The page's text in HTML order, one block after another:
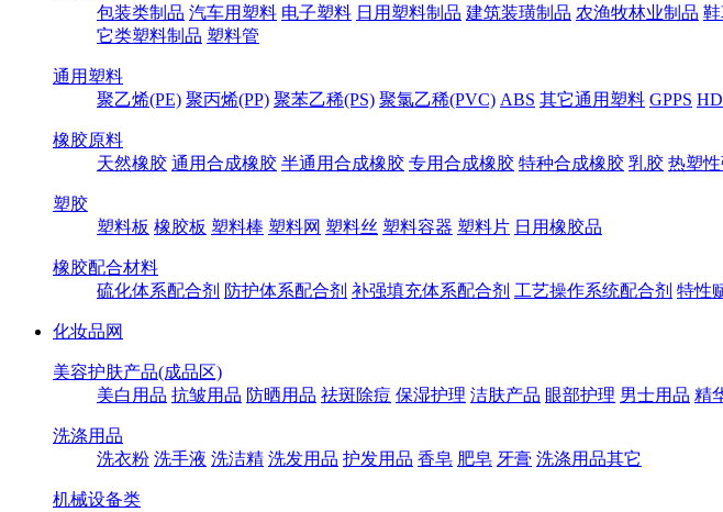
包装类制品 汽车用塑料 电子塑料 日用塑料制品 建筑装璜制品 农渔牧林业制品
它类塑料制品 塑料管
通用塑料
聚乙烯(PE) 聚丙烯(PP) 聚苯乙稀(PS) 聚氯乙稀(PVC) ABS 其它通用塑料 GPPS
橡胶原料
天然橡胶 通用合成橡胶 半通用合成橡胶 专用合成橡胶 特种合成橡胶 乳胶 热塑
塑胶
塑料板 橡胶板 塑料棒 塑料网 塑料丝 塑料容器 塑料片 日用橡胶品
橡胶配合材料
硫化体系配合剂 防护体系配合剂 补强填充体系配合剂 工艺操作系统配合剂 特性
化妆品网
美容护肤产品(成品区)
美白用品 抗皱用品 防晒用品 祛斑除痘 保湿护理 洁肤产品 眼部护理 男士用品 精
洗涤用品
洗衣粉 洗手液 洗洁精 洗发用品 护发用品 香皂 肥皂 牙膏 洗涤用品其它
机械设备类